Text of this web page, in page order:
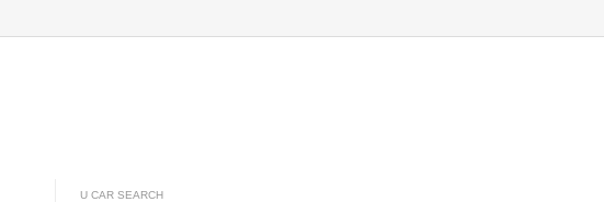
U CAR SEARCH